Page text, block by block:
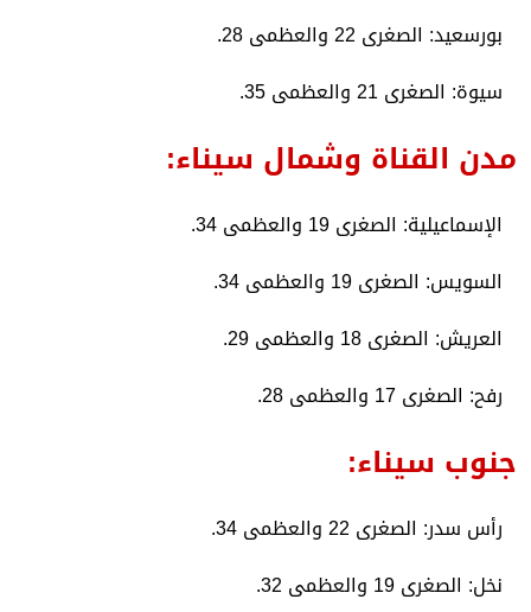
​بورسعيد: الصغرى 22 والعظمى 28.
​سيوة: الصغرى 21 والعظمى 35.
​مدن القناة وشمال سيناء:
​الإسماعيلية: الصغرى 19 والعظمى 34.
​السويس: الصغرى 19 والعظمى 34.
​العريش: الصغرى 18 والعظمى 29.
​رفح: الصغرى 17 والعظمى 28.
​جنوب سيناء:
​رأس سدر: الصغرى 22 والعظمى 34.
​نخل: الصغرى 19 والعظمى 32.